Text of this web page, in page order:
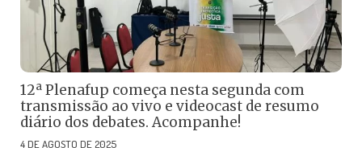
12ª Plenafup começa nesta segunda com
transmissão ao vivo e videocast de resumo
diário dos debates. Acompanhe!
4 DE AGOSTO DE 2025